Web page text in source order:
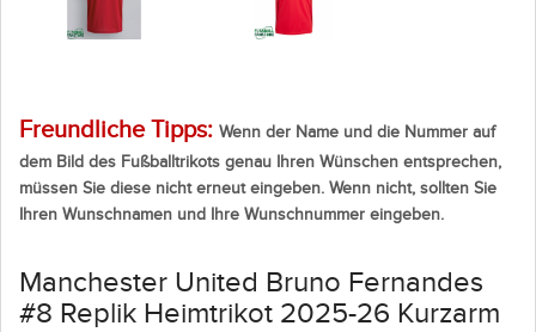
Freundliche Tipps: Wenn der Name und die Nummer auf
dem Bild des Fußballtrikots genau Ihren Wünschen entsprechen,
müssen Sie diese nicht erneut eingeben. Wenn nicht, sollten Sie
Ihren Wunschnamen und Ihre Wunschnummer eingeben.
Manchester United Bruno Fernandes
#8 Replik Heimtrikot 2025-26 Kurzarm